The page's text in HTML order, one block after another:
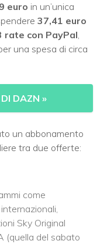
euro in un’unica
37,41 euro
rate con PayPal,
una spesa di circa
DI DAZN »
un abbonamento
tra due offerte:
come
Sky Original
(quella del sabato